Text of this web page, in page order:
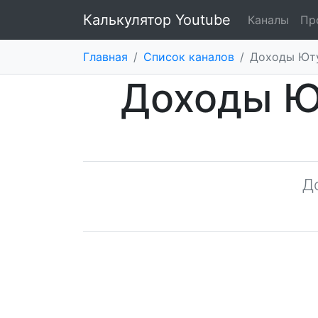
Калькулятор Youtube Каналы
Главная / Список каналов / Доходы
Доходы